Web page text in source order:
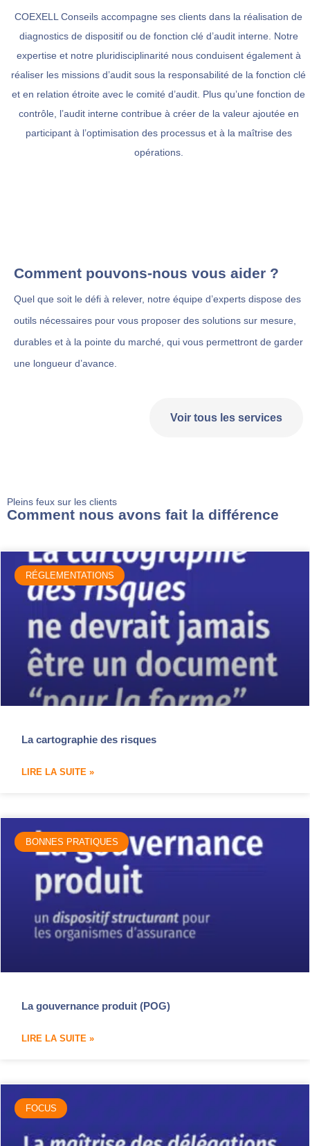
COEXELL Conseils accompagne ses clients dans la réalisation de
diagnostics de dispositif ou de fonction clé d’audit interne. Notre
expertise et notre pluridisciplinarité nous conduisent également à
réaliser les missions d’audit sous la responsabilité de la fonction clé
et en relation étroite avec le comité d’audit. Plus qu’une fonction de
contrôle, l’audit interne contribue à créer de la valeur ajoutée en
participant à l’optimisation des processus et à la maîtrise des
opérations.
Comment pouvons-nous vous aider ?
Quel que soit le défi à relever, notre équipe d’experts dispose des
outils nécessaires pour vous proposer des solutions sur mesure,
durables et à la pointe du marché, qui vous permettront de garder
une longueur d’avance.
Voir tous les services
Pleins feux sur les clients
Comment nous avons fait la différence
RÉGLEMENTATIONS
La cartographie des risques
LIRE LA SUITE »
BONNES PRATIQUES
La gouvernance produit (POG)
LIRE LA SUITE »
FOCUS